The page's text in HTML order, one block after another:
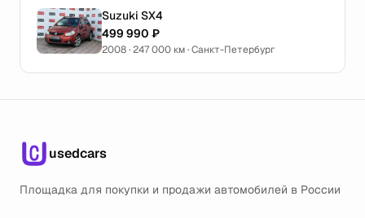
Suzuki SX4
499 990 ₽
2008 · 247 000 км · Санкт-Петербург
usedcars
Площадка для покупки и продажи автомобилей в России